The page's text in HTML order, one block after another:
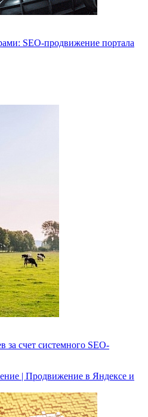
SEO-продвижение портала
за счет системного SEO-
| Продвижение в Яндексе и